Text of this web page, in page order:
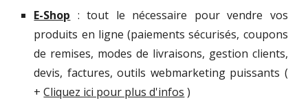
E-Shop : tout le nécessaire pour vendre vos
produits en ligne (paiements sécurisés, coupons
de remises, modes de livraisons, gestion clients,
devis, factures, outils webmarketing puissants (
+Cliquez ici pour plus d'infos )